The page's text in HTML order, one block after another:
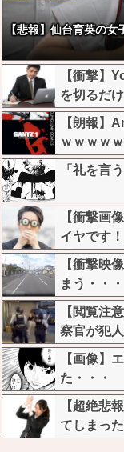
【悲報】仙台育英の
【衝撃】
を切るだ
こう言う
【朗報】
ｗｗｗｗ
「礼を言
【衝撃画
イヤです
『こう』
【衝撃映
まう・・・
【閲覧注
察官が犯
ってきたな
【画像】
た・・・
【超絶悲
てしまっ